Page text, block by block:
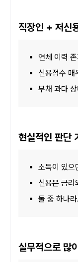
직장인 + 저신
연체 이력
신용점수 매
부채 과다
현실적인 판단
소득이 있으
신용은 금리
둘 중 하나
실무적으로 많